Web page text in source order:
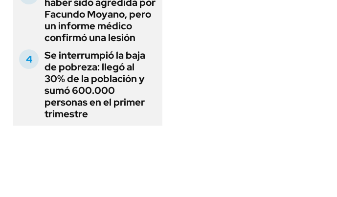
Facundo Moyano, pero
un informe médico
confirmó una lesión
Se interrumpió la baja
de pobreza: llegó al
30% de la población y
sumó 600.000
personas en el primer
trimestre